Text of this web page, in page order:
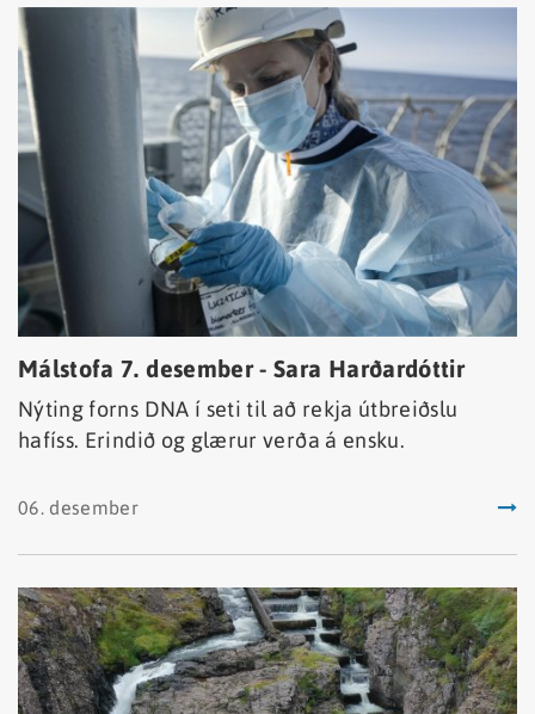
Málstofa 7. desember - Sara Harðardóttir
Nýting forns DNA í seti til að rekja útbreiðslu
hafíss. Erindið og glærur verða á ensku.
06. desember